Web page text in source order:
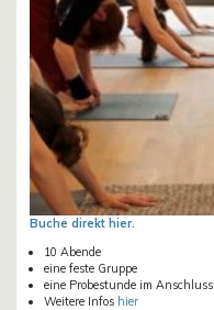
Buche direkt hier.
10 Abende
eine feste Gruppe
eine Probestunde im Anschluss
Weitere Infos hier